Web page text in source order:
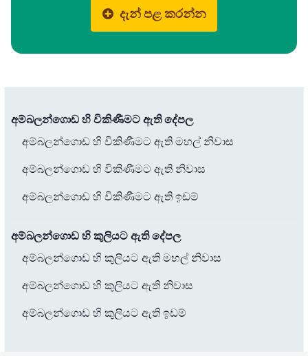
දැන් පළ කරන්න
අම්බලන්ගොඩ හි විකිණීමට ඇති දේපල
අම්බලන්ගොඩ හි විකිණීමට ඇති මහල් නිවාස
අම්බලන්ගොඩ හි විකිණීමට ඇති නිවාස
අම්බලන්ගොඩ හි විකිණීමට ඇති ඉඩම්
අම්බලන්ගොඩ හි කුලියට ඇති දේපල
අම්බලන්ගොඩ හි කුලියට ඇති මහල් නිවාස
අම්බලන්ගොඩ හි කුලියට ඇති නිවාස
අම්බලන්ගොඩ හි කුලියට ඇති ඉඩම්